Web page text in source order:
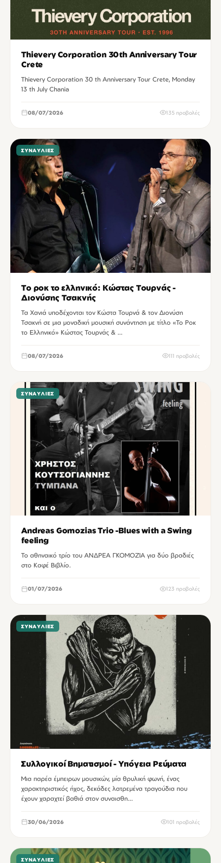
Thievery Corporation 30th Anniversary Tour
Crete
Thievery Corporation 30 th Anniversary Tour Crete, Monday
13 th July Chania
08/07/2026 135 προβολές
ΣΥΝΑΥΛΊΕΣ
Το ροκ το ελληνικό: Κώστας Τουρνάς -
Διονύσης Τσακνής
Τα Χανιά υποδέχονται τον Κώστα Τουρνά & τον Διονύση
Τσακνή σε μια μοναδική μουσική συνάντηση με τίτλο «Το Ροκ
το Ελληνικό» Κώστας Τουρνάς & …
08/07/2026 111 προβολές
ΣΥΝΑΥΛΊΕΣ
Andreas Gomozias Trio -Blues with a Swing
feeling
Το αθηναικό τρίο του ΑΝΔΡΕΑ ΓΚΟΜΟΖΙΑ για δύο βραδιές
στο Καφέ Βιβλίο.
01/07/2026 123 προβολές
ΣΥΝΑΥΛΊΕΣ
Συλλογικοί Βηματισμοί - Υπόγεια Ρεύματα
Μια παρέα έμπειρων μουσικών, μία θρυλική φωνή, ένας
χαρακτηριστικός ήχος, δεκάδες λατρεμένα τραγούδια που
έχουν χαραχτεί βαθιά στον συναισθη…
30/06/2026 101 προβολές
ΣΥΝΑΥΛΊΕΣ